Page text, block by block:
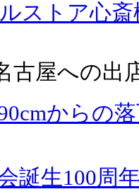
ストア心
古屋への出
からの
誕生100周